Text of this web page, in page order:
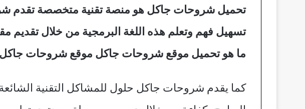
تحميل شروحات جاكل هو منصة تقنية متخصصة تقدم
تسهيل فهم وتعلم هذه اللغة البرمجية من خلال
ما هو تحميل موقع شروحات جاكل موقع شروحات
كما يقدم شروحات جاكل حلول للمشاكل التقنية